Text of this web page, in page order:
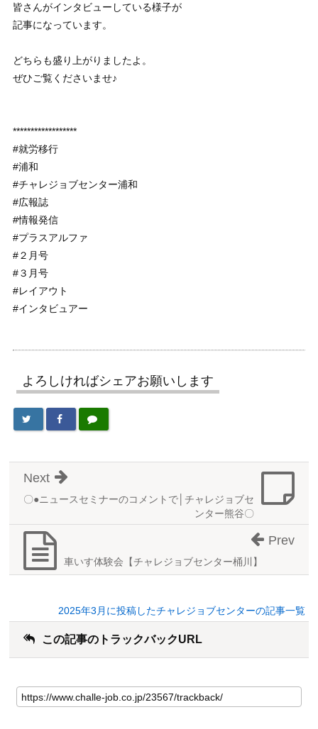
皆さんがインタビューしている様子が
記事になっています。
どちらも盛り上がりましたよ。
ぜひご覧くださいませ♪
******************
#就労移行
#浦和
#チャレジョブセンター浦和
#広報誌
#情報発信
#プラスアルファ
#２月号
#３月号
#レイアウト
#インタビュアー
よろしければシェアお願いします
〇●ニュースセミナーのコメントで│チャレジョブセ
ンター熊谷〇
Next
車いす体験会【チャレジョブセンター桶川】
Prev
2025年3月に投稿したチャレジョブセンターの記事一覧
この記事のトラックバックURL
の
記